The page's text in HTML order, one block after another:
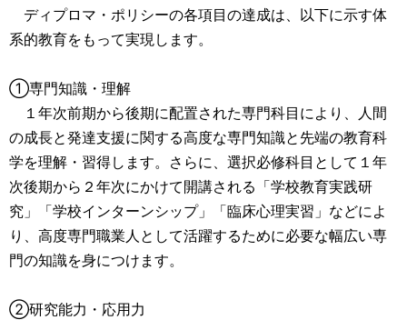
ディプロマ・ポリシーの各項目の達成は、以下に示す体
系的教育をもって実現します。
①専門知識・理解
１年次前期から後期に配置された専門科目により、人間
の成長と発達支援に関する高度な専門知識と先端の教育科
学を理解・習得します。さらに、選択必修科目として１年
次後期から２年次にかけて開講される「学校教育実践研
究」「学校インターンシップ」「臨床心理実習」などによ
り、高度専門職業人として活躍するために必要な幅広い専
門の知識を身につけます。
②研究能力・応用力